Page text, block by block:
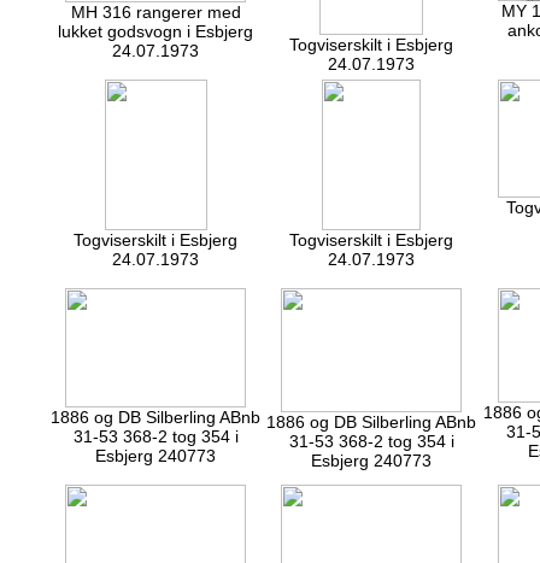
MH 316 rangerer med
lukket godsvogn i Esbjerg
24.07.1973
Togviserskilt i Esbjerg
24.07.1973
MY
Togviserskilt i Esbjerg
24.07.1973
Togviserskilt i Esbjerg
24.07.1973
1886 og DB Silberling ABnb
31-53 368-2 tog 354 i
Esbjerg 240773
1886 og DB Silberling ABnb
31-53 368-2 tog 354 i
Esbjerg 240773
1886
31-